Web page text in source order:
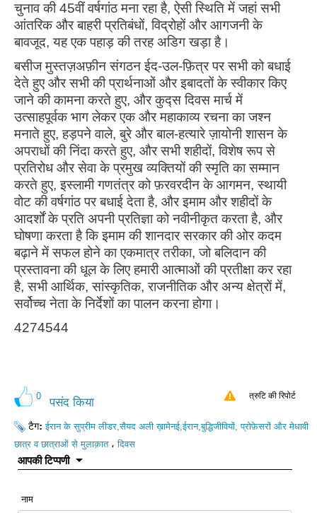
चुनाव की 45वीं वर्षगांठ मना रहा है, ऐसी स्थिति में जहां सभी
आंतरिक और बाहरी प्रतिबंधों, विद्रोहों और आगजनी के
बावजूद, यह एक पहाड़ की तरह अडिग खड़ा है।
बसीज मुस्तज़अफ़ीन संगठन ईद-उल-फ़ित्र पर सभी को बधाई
देते हुए और सभी की प्रार्थनाओं और इबादतों के स्वीकार किए
जाने की कामना करते हुए, और कुद्स दिवस मार्च में
उत्साहपूर्वक भाग लेकर एक और महाकाव्य रचना का जश्न
मनाते हुए, हड़पने वाले, बुरे और बाल-हत्यारे ज़ायोनी शासन के
अपराधों की निंदा करते हुए, और सभी शहीदों, विशेष रूप से
प्रतिरोध और सेवा के प्रमुख व्यक्तियों की स्मृति का सम्मान
करते हुए, इस्लामी गणतंत्र को फ़रवरदीन के आगमन, स्थायी
वोट की वर्षगांठ पर बधाई देता है, और इमाम और शहीदों के
आदर्शों के प्रति अपनी प्रतिज्ञा को नवीनीकृत करता है, और
घोषणा करता है कि इमाम की शानदार सरकार की ओर कदम
बढ़ाने में सफल होने का एकमात्र तरीका, जो बलिदान की
प्रस्तावना की धूल के लिए हमारी आत्माओं की प्रतीक्षा कर रहा
है, सभी आर्थिक, सांस्कृतिक, राजनीतिक और अन्य क्षेत्रों में,
सर्वोच्च नेता के निर्देशों का पालन करना होगा।
4274544
0 पसंद किया त्रुटि की रिपोर्ट
टैग:ईरान के सुप्रीम लीडर,सैयद अली ख़ामेनई,ईरान,बुद्धिजीवियों, प्रोफ़ेसरों और मेधावी
छात्र व छात्राओं से मुलाक़ात،दिवस
आपकी टिप्पणी
नाम